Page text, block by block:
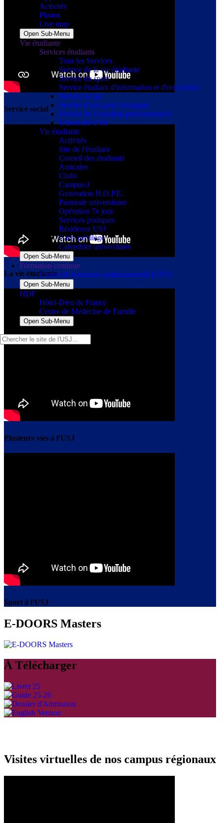
Activités
Photos
Live map
Open Sub-Menu
Vie étudiante
Services étudiants
Tous les Services
Service de la vie étudiante
Service du sport
Service étudiant d'information et d'orientation
Service social
Service d'aide psychologique
Service de l'insertion professionnelle
Université d’été
Vie étudiante
Activités
Site de l'étudiant
Conseil des étudiants
Amicales
Clubs
Campus-J
Generation H.O.P.E.
Pastorale universitaire
Opération 7e jour
Services pratiques
Résidence USJ
Carte privilège
Calendrier universitaire
Open Sub-Menu
Formation continue
Centre de formation professionnelle [CFP]
Open Sub-Menu
HDF
Hôtel-Dieu de France
Centre de Médecine de Famille
Open Sub-Menu
Service social
La vie étudiante
Plusieurs vies à l'USJ
Sport à l'USJ
E-DOORS Masters
À Télécharger
Visites virtuelles de nos campus régionaux